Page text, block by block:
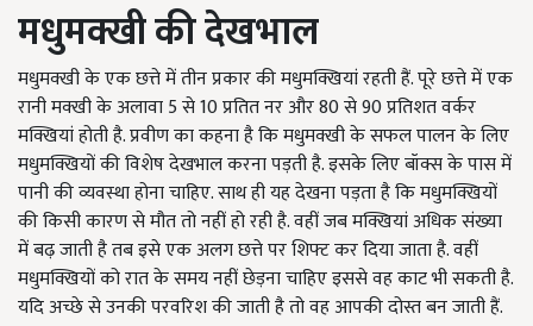
मधुमक्खीकीदेखभाल
मधुमक्खी के एक छत्ते में तीन प्रकार की मधुमक्खियां रहती हैं. पूरे छत्ते में एक
रानी मक्खी के अलावा 5 से 10 प्रतित नर और 80 से 90 प्रतिशत वर्कर
मक्खियां होती है. प्रवीण का कहना है कि मधुमक्खी के सफल पालन के लिए
मधुमक्खियों की विशेष देखभाल करना पड़ती है. इसके लिए बॉक्स के पास में
पानी की व्यवस्था होना चाहिए. साथ ही यह देखना पड़ता है कि मधुमक्खियों
की किसी कारण से मौत तो नहीं हो रही है. वहीं जब मक्खियां अधिक संख्या
में बढ़ जाती है तब इसे एक अलग छत्ते पर शिफ्ट कर दिया जाता है. वहीं
मधुमक्खियों को रात के समय नहीं छेड़ना चाहिए इससे वह काट भी सकती है.
यदि अच्छे से उनकी परवरिश की जाती है तो वह आपकी दोस्त बन जाती हैं.